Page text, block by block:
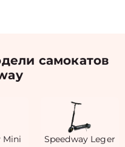
самокатов
Mini
Speedway Leger